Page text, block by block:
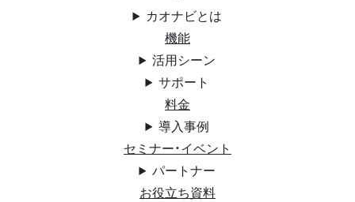
カオナビとは
機能
活用シーン
サポート
料金
導入事例
セミナー・イベント
パートナー
お役立ち資料